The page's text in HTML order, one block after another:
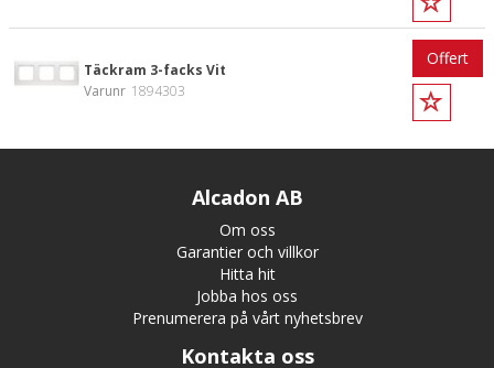
Täckram 3-facks Vit
Varunr 1894303
Offert
Alcadon AB
Om oss
Garantier och villkor
Hitta hit
Jobba hos oss
Prenumerera på vårt nyhetsbrev
Kontakta oss